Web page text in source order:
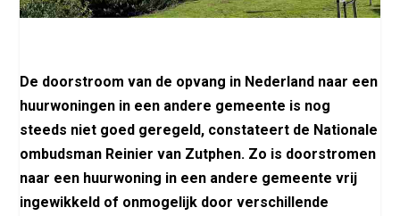
De doorstroom van de opvang in Nederland naar een
huurwoningen in een andere gemeente is nog
steeds niet goed geregeld, constateert de Nationale
ombudsman Reinier van Zutphen. Zo is doorstromen
naar een huurwoning in een andere gemeente vrij
ingewikkeld of onmogelijk door verschillende